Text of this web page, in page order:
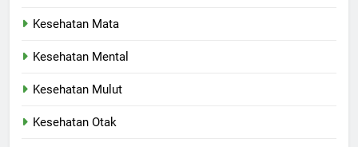
Kesehatan Mata
Kesehatan Mental
Kesehatan Mulut
Kesehatan Otak